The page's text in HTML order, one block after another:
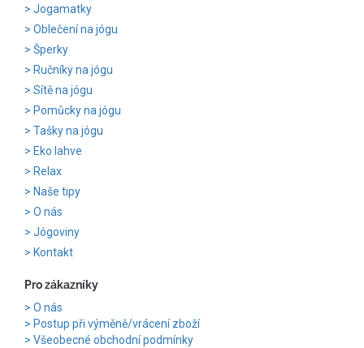
Jogamatky
Oblečení na jógu
Šperky
Ručníky na jógu
Sítě na jógu
Pomůcky na jógu
Tašky na jógu
Eko lahve
Relax
Naše tipy
O nás
Jógoviny
Kontakt
Pro zákazníky
O nás
Postup při výměně/vrácení zboží
Všeobecné obchodní podmínky